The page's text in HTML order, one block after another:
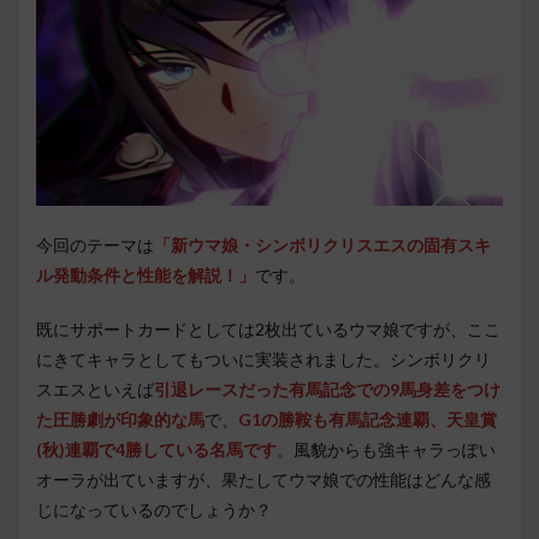
今回のテーマは 「新ウマ娘・シンボリクリスエスの固有スキ
ル発動条件と性能を解説！」 です。
既にサポートカードとしては2枚出ているウマ娘ですが、ここ
にきてキャラとしてもついに実装されました。シンボリクリ
スエスといえば引退レースだった有馬記念での9馬身差をつけ
た圧勝劇が印象的な馬で、 G1の勝鞍も有馬記念連覇、天皇賞
(秋)連覇で4勝している名馬です。風貌からも強キャラっぽい
オーラが出ていますが、果たしてウマ娘での性能はどんな感
じになっているのでしょうか？